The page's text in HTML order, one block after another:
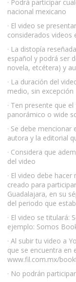
· Podrá participar
nacional mexicano
· El video se
considerados videos
· La distopía
español y podrá ser
novela, etcétera) y
· La duración del
medio, sin excepción
· Ten presente que
panorámico o wide
· Se debe
autora y la editorial
· Considera que
del video
· El video debe
creado para
Guadalajara, en su
del periodo que
· El video se
ejemplo: Somos
· Al subir tu video a
que se encuentra en
www.fil.com.mx/
· No podrán